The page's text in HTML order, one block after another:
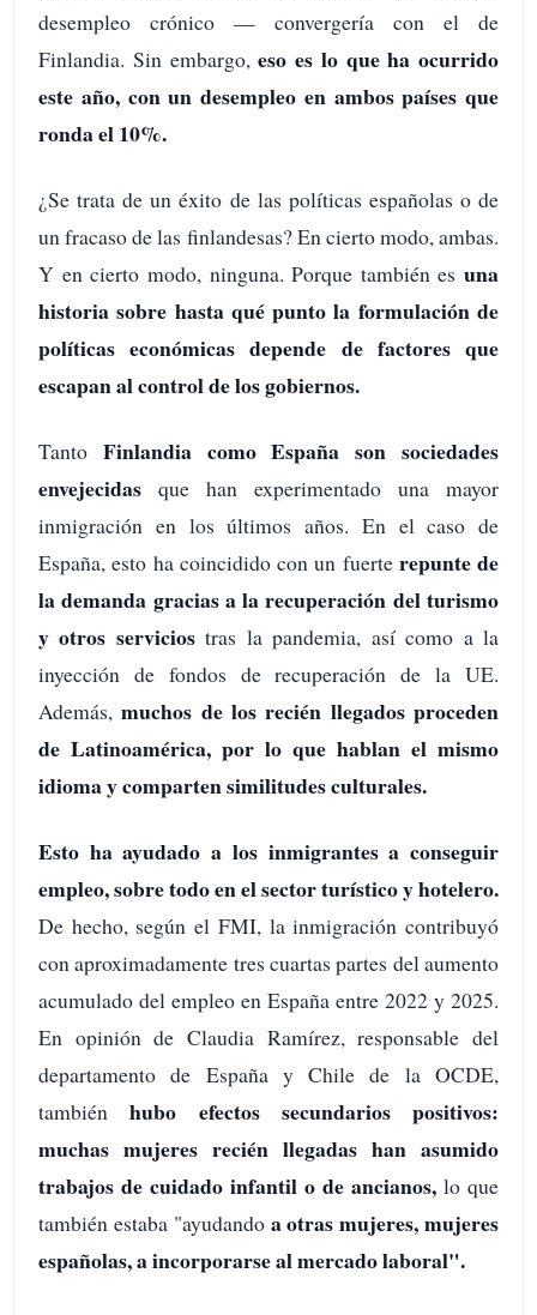
desempleo crónico — convergería con el de
Finlandia. Sin embargo,eso es lo que ha ocurrido
este año, con un desempleo en ambos países que
ronda el 10%.
¿Se trata de un éxito de las políticas españolas o de
un fracaso de las finlandesas? En cierto modo, ambas.
Y en cierto modo, ninguna. Porque también es una
historia sobre hasta qué punto la formulación de
políticas económicas depende de factores que
escapan al control de los gobiernos.
Tanto Finlandia como España son sociedades
envejecidas que han experimentado una mayor
inmigración en los últimos años. En el caso de
España, esto ha coincidido con un fuerterepunte de
la demanda gracias a la recuperación del turismo
y otros serviciostras la pandemia, así como a la
inyección de fondos de recuperación de la UE.
Además,muchos de los recién llegados proceden
de Latinoamérica, por lo que hablan el mismo
idioma y comparten similitudes culturales.
Esto ha ayudado a los inmigrantes a conseguir
empleo, sobre todo en el sector turístico y hotelero.
De hecho, según el FMI, la inmigración contribuyó
con aproximadamente tres cuartas partes del aumento
acumulado del empleo en España entre 2022 y 2025.
En opinión de Claudia Ramírez, responsable del
departamento de España y Chile de la OCDE,
también hubo efectos secundarios positivos:
muchas mujeres recién llegadas han asumido
trabajos de cuidado infantil o de ancianos, lo que
también estaba "ayudando a otras mujeres, mujeres
españolas, a incorporarse al mercado laboral".